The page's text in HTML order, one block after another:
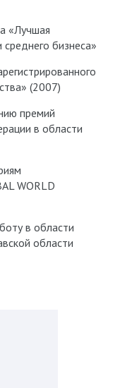
«Лучшая
бизнеса»
(2007)
премий
в области
WORLD
в области
области